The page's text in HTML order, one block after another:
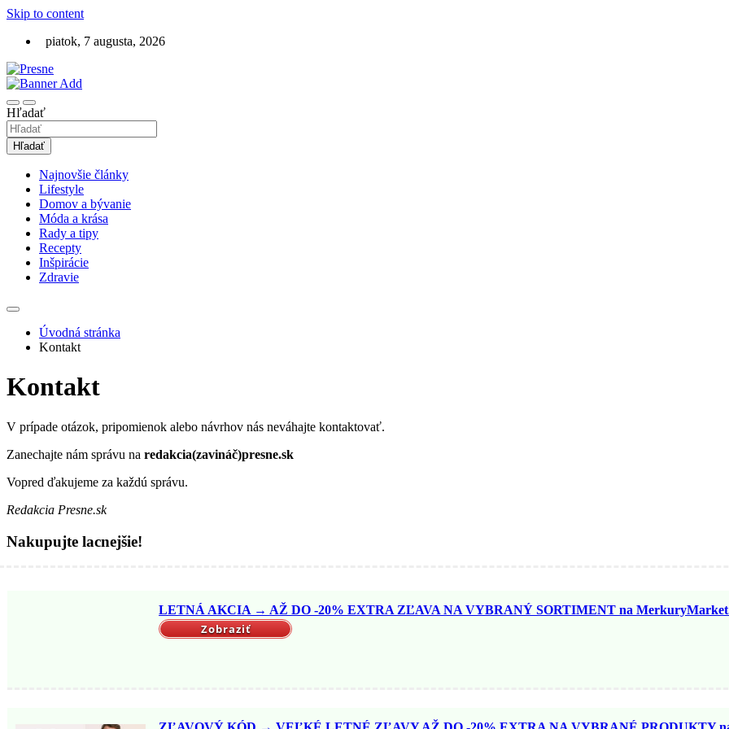
Skip to content
piatok, 7 augusta, 2026
Presne.sk
Hľadať
Hľadať
Najnovšie články
Lifestyle
Domov a bývanie
Móda a krása
Rady a tipy
Recepty
Inšpirácie
Zdravie
Úvodná stránka
Kontakt
Kontakt
V prípade otázok, pripomienok alebo návrhov nás neváhajte kontaktovať.
Zanechajte nám správu na redakcia(zavináč)presne.sk
Vopred ďakujeme za každú správu.
Redakcia Presne.sk
Nakupujte lacnejšie!
LETNÁ AKCIA → AŽ DO -20% EXTRA ZĽAVA NA VYBRANÝ SORTIMENT na
Zobraziť